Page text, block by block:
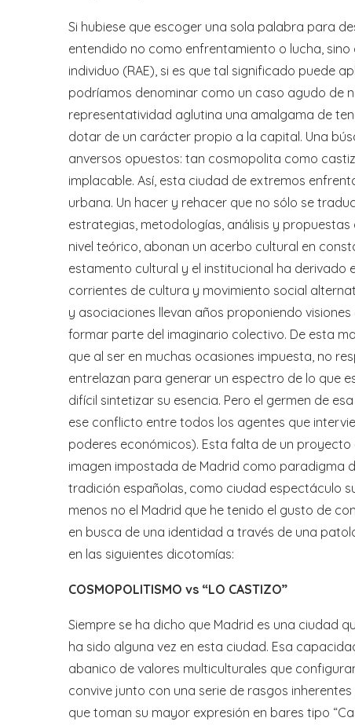
Si hubiese que escoger una sola palabra para
entendido no como enfrentamiento o lucha,
individuo (RAE), si es que tal significado puede
podríamos denominar como un caso agudo de
representatividad aglutina una amalgama de
dotar de un carácter propio a la capital. Una
anversos opuestos: tan cosmopolita como
implacable. Así, esta ciudad de extremos
urbana. Un hacer y rehacer que no sólo se
estrategias, metodologías, análisis y
nivel teórico, abonan un acerbo cultural en
estamento cultural y el institucional ha derivado
corrientes de cultura y movimiento social
y asociaciones llevan años proponiendo
formar parte del imaginario colectivo. De esta
que al ser en muchas ocasiones impuesta, no
entrelazan para generar un espectro de lo que
difícil sintetizar su esencia. Pero el germen de
ese conflicto entre todos los agentes que
poderes económicos). Esta falta de un
imagen impostada de Madrid como paradigma
tradición españolas, como ciudad espectáculo
menos no el Madrid que he tenido el gusto de
en busca de una identidad a través de una
en las siguientes dicotomías:
COSMOPOLITISMO vs “LO CASTIZO”
Siempre se ha dicho que Madrid es una ciudad
ha sido alguna vez en esta ciudad. Esa
abanico de valores multiculturales que
convive junto con una serie de rasgos
que toman su mayor expresión en bares tipo